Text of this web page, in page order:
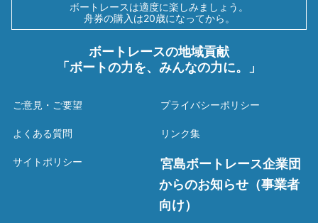
ボートレースは適度に楽しみましょう。
舟券の購入は20歳になってから。
ボートレースの地域貢献
「ボートの力を、みんなの力に。」
ご意見・ご要望
よくある質問
サイトポリシー
プライバシーポリシー
リンク集
宮島ボートレース企業団
からのお知らせ（事業者
向け）